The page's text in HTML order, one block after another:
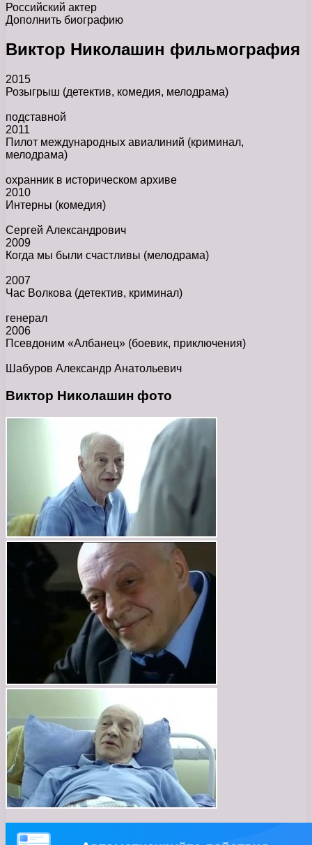
Российский актер
Дополнить биографию
Виктор Николашин фильмография
2015
Розыгрыш (детектив, комедия, мелодрама)
подставной
2011
Пилот международных авиалиний (криминал,
мелодрама)
охранник в историческом архиве
2010
Интерны (комедия)
Сергей Александрович
2009
Когда мы были счастливы (мелодрама)
2007
Час Волкова (детектив, криминал)
генерал
2006
Псевдоним «Албанец» (боевик, приключения)
Шабуров Александр Анатольевич
Виктор Николашин фото